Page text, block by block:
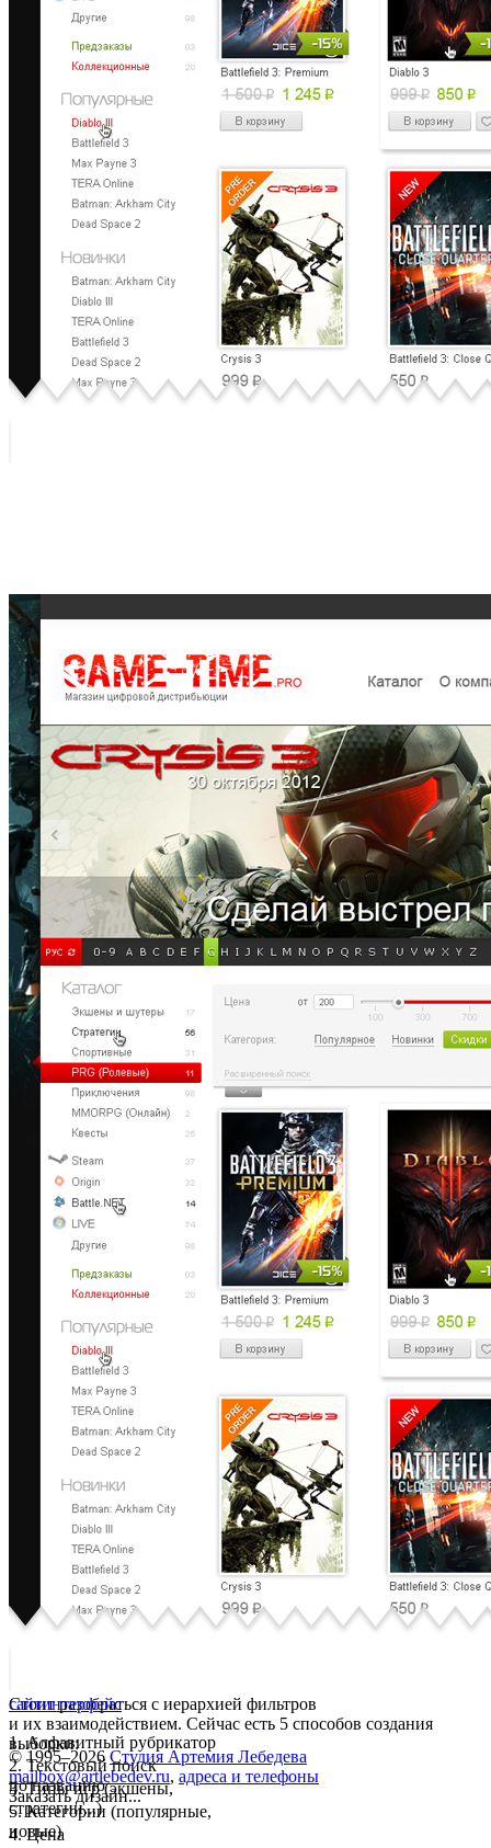
Стоит разобраться с иерархией фильтров
и их взаимодействием. Сейчас есть 5 способов создания
выборки:
1. Алфавитный рубрикатор
2. Текстовый поиск
по названию
3. Типы игр (экшены,
стратегии...)
5. Категории (популярные,
новые)
4. Цена
сайтинтерфейс
© 1995–2026 Студия Артемия Лебедева
mailbox@artlebedev.ru, адреса и телефоны
Заказать дизайн...